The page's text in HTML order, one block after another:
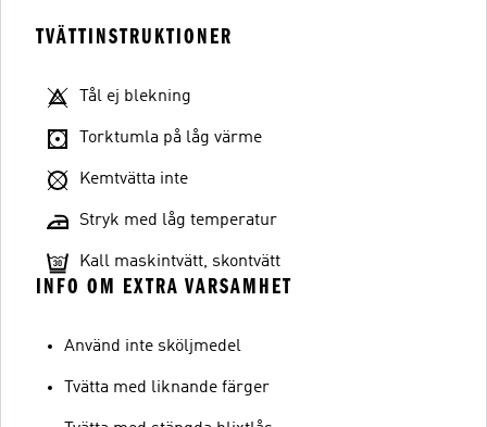
TVÄTTINSTRUKTIONER
Tål ej blekning
Torktumla på låg värme
Kemtvätta inte
Stryk med låg temperatur
Kall maskintvätt, skontvätt
INFO OM EXTRA VARSAMHET
Använd inte sköljmedel
Tvätta med liknande färger